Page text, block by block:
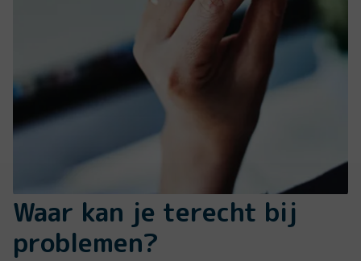
Waar kan je terecht bij
problemen?